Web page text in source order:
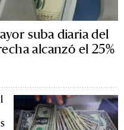
suba diaria del
alcanzó el 25%